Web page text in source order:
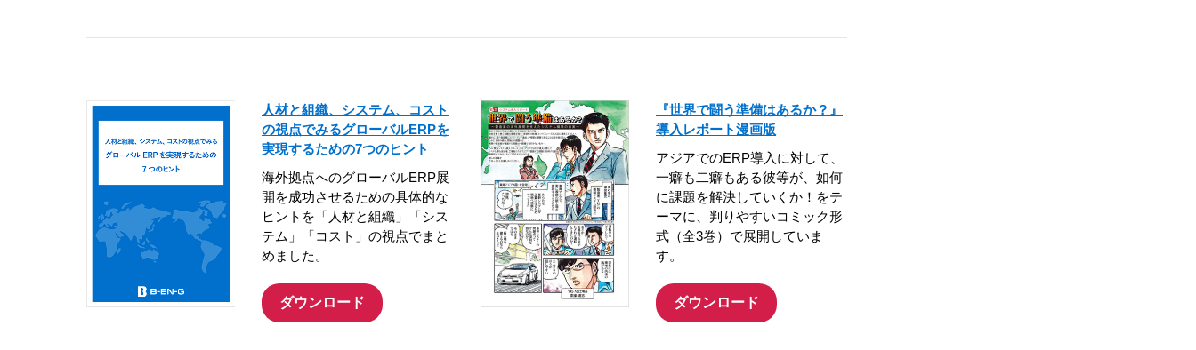
人材と組織、システム、コスト
の視点でみるグローバルERPを
実現するための7つのヒント
海外拠点へのグローバルERP展
開を成功させるための具体的な
ヒントを「人材と組織」「シス
テム」「コスト」の視点でまと
めました。
ダウンロード
『世界で闘う準備はあるか？』
導入レポート漫画版
アジアでのERP導入に対して、
一癖も二癖もある彼等が、如何
に課題を解決していくか！をテ
ーマに、判りやすいコミック形
式（全3巻）で展開していま
す。
ダウンロード